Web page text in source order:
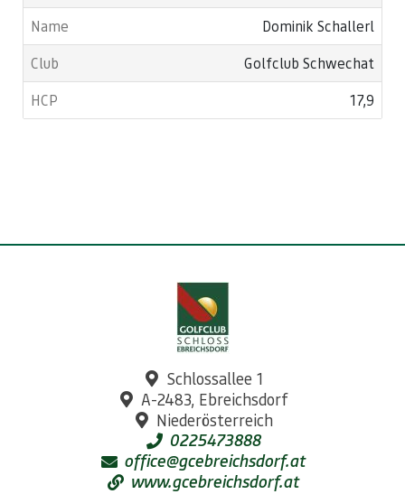
Dominik Schallerl
Golfclub Schwechat
17,9
Schlossallee 1
A-2483, Ebreichsdorf
Niederösterreich
0225473888
office@gcebreichsdorf.at
www.gcebreichsdorf.at